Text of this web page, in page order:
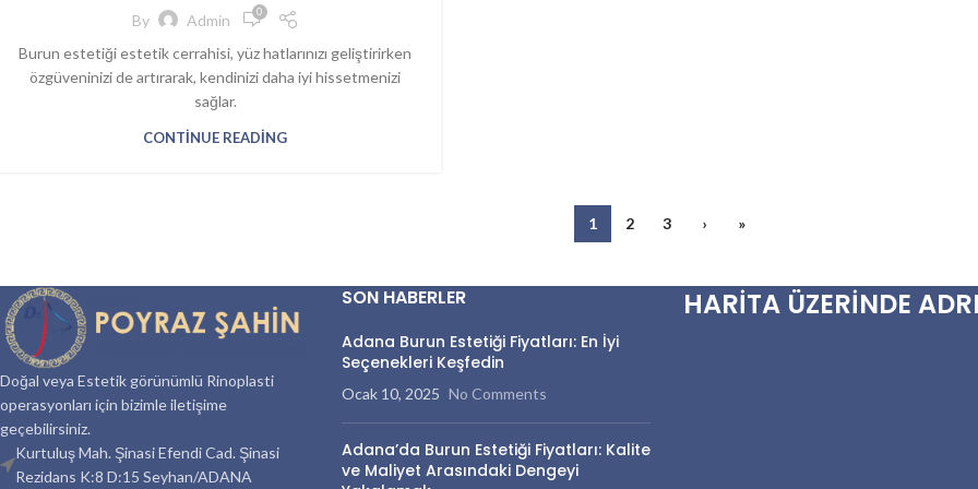
By Admin 0
Burun estetiği estetik cerrahisi, yüz hatlarınızı geliştirirken
özgüveninizi de artırarak, kendinizi daha iyi hissetmenizi
sağlar.
CONTINUE READING
1 2 3 › »
Doğal veya Estetik görünümlü Rinoplasti
operasyonları için bizimle iletişime
geçebilirsiniz.
Kurtuluş Mah. Şinasi Efendi Cad. Şinasi
Rezidans K:8 D:15 Seyhan/ADANA
SON HABERLER
Adana Burun Estetiği Fiyatları: En İyi
Seçenekleri Keşfedin
Ocak 10, 2025 No Comments
Adana’da Burun Estetiği Fiyatları: Kalite
ve Maliyet Arasındaki Dengeyi
HARİTA ÜZERİNDE